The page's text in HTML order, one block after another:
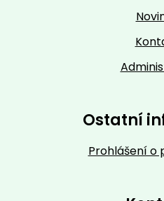
Ostatní
Prohlášení o